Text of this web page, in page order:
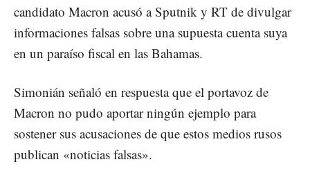
candidato Macron acusó a Sputnik y RT de divulgar
informaciones falsas sobre una supuesta cuenta suya
en un paraíso fiscal en las Bahamas.
Simonián señaló en respuesta que el portavoz de
Macron no pudo aportar ningún ejemplo para
sostener sus acusaciones de que estos medios rusos
publican «noticias falsas».